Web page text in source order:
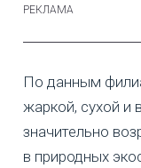
По данным
жаркой, сухой и
значительно
в природных